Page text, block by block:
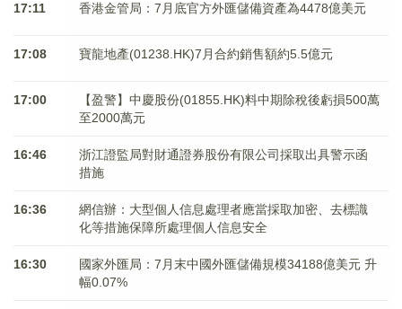
17:11 香港金管局：7月底官方外匯儲備資產為4478億美元
17:08 寶龍地產(01238.HK)7月合約銷售額約5.5億元
17:00
【盈警】中慶股份(01855.HK)料中期除稅後虧損500萬
至2000萬元
16:46
浙江證監局對財通證券股份有限公司採取出具警示函
措施
16:36
網信辦：大型個人信息處理者應當採取加密、去標識
化等措施保障所處理個人信息安全
16:30
國家外匯局：7月末中國外匯儲備規模34188億美元 升
幅0.07%